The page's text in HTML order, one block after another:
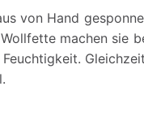
von Hand
machen sie